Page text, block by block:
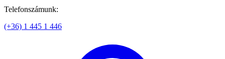
Telefonszámunk:
(+36) 1 445 1 446